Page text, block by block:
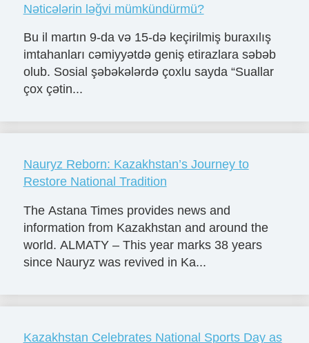
Nəticələrin ləğvi mümkündürmü?
Bu il martın 9-da və 15-də keçirilmiş buraxılış
imtahanları cəmiyyətdə geniş etirazlara səbəb
olub. Sosial şəbəkələrdə çoxlu sayda “Suallar
çox çətin...
Nauryz Reborn: Kazakhstan’s Journey to
Restore National Tradition
The Astana Times provides news and
information from Kazakhstan and around the
world. ALMATY – This year marks 38 years
since Nauryz was revived in Ka...
Kazakhstan Celebrates National Sports Day as